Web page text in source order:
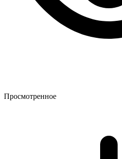
Просмотренное